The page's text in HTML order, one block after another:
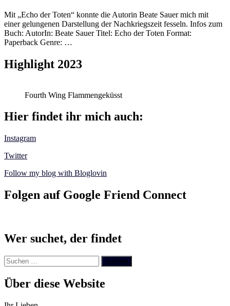
Mit „Echo der Toten“ konnte die Autorin Beate Sauer mich mit
einer gelungenen Darstellung der Nachkriegszeit fesseln. Infos zum
Buch: AutorIn: Beate Sauer Titel: Echo der Toten Format:
Paperback Genre: …
Highlight 2023
Fourth Wing Flammengeküsst
Hier findet ihr mich auch:
Instagram
Twitter
Follow my blog with Bloglovin
Folgen auf Google Friend Connect
Wer suchet, der findet
Suchen
nach:
Über diese Website